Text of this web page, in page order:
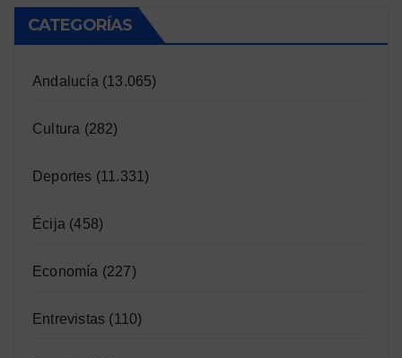
CATEGORÍAS
Andalucía (13.065)
Cultura (282)
Deportes (11.331)
Écija (458)
Economía (227)
Entrevistas (110)